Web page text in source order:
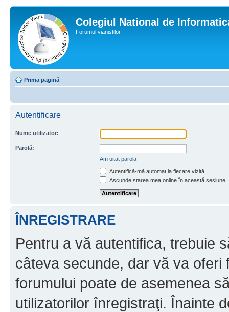
Colegiul National de
Forumul vianistilor
Prima pagină
Autentificare
Nume utilizator:
Parolă:
Am uitat parola
Autentifică-mă automat la fiecare vizită
Ascunde starea mea online în această sesiune
ÎNREGISTRARE
Pentru a vă autentifica, trebuie
câteva secunde, dar vă va oferi
forumului poate de asemenea
utilizatorilor înregistraţi. Înainte